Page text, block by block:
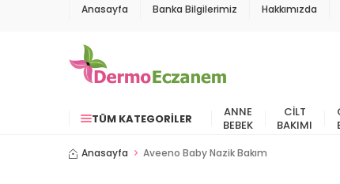
Anasayfa Banka Bilgilerimiz Hakkımızda
TÜM KATEGORILER
ANNE
BEBEK
CILT
BAKIMI
Anasayfa Aveeno Baby Nazik Bakım